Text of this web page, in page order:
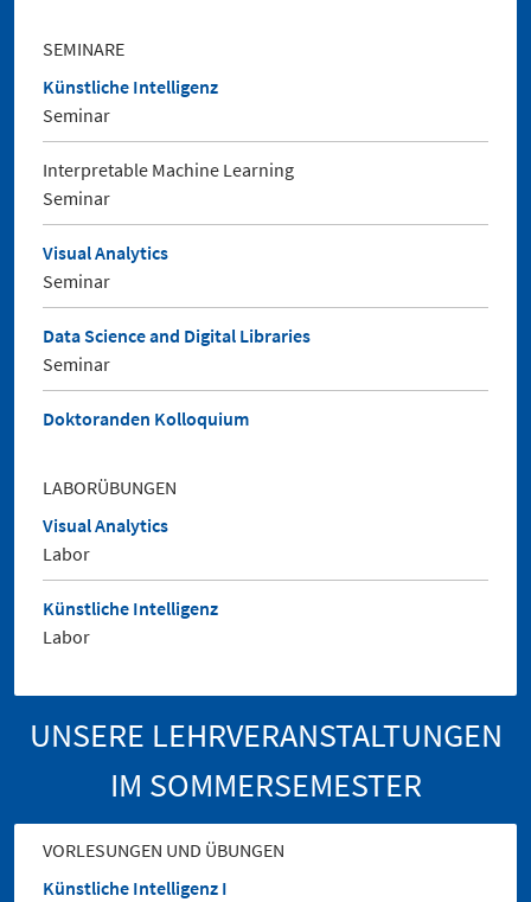
SEMINARE
Künstliche Intelligenz
Seminar
Interpretable Machine Learning
Seminar
Visual Analytics
Seminar
Data Science and Digital Libraries
Seminar
Doktoranden Kolloquium
LABORÜBUNGEN
Visual Analytics
Labor
Künstliche Intelligenz
Labor
UNSERE LEHRVERANSTALTUNGEN
IM SOMMERSEMESTER
VORLESUNGEN UND ÜBUNGEN
Künstliche Intelligenz I